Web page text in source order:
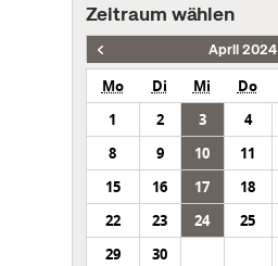
Zeitraum wählen
April 2024
Mo Di Mi Do
1
2 3 4
8
9 10 11
15
16 17 18
22
23 24 25
29
30